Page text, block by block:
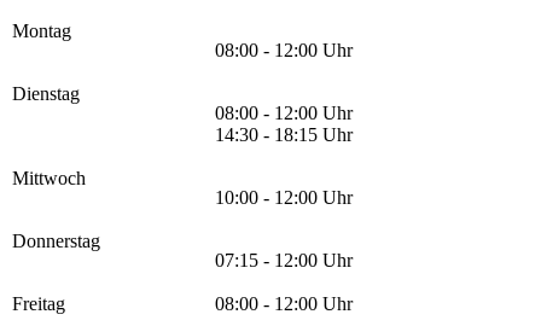
Montag
08:00 - 12:00 Uhr
Dienstag
08:00 - 12:00 Uhr
14:30 - 18:15 Uhr
Mittwoch
10:00 - 12:00 Uhr
Donnerstag
07:15 - 12:00 Uhr
Freitag 08:00 - 12:00 Uhr